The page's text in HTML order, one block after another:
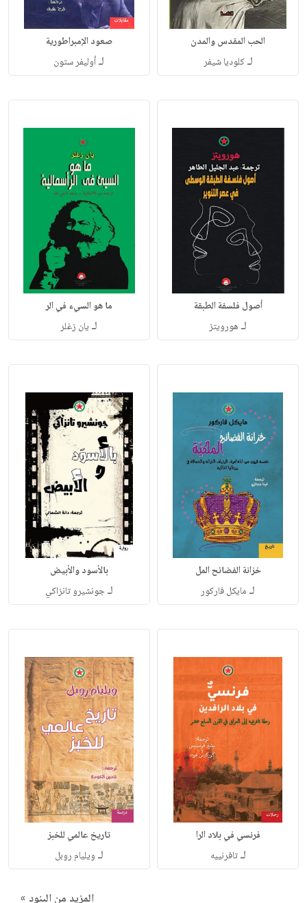
الحب المقدس والمدن
لـكلوديا شيفر
صعود الإمبراطورية
لـأوليفر ستون
أصول فلسفة الطبقة
لـ هورويتز
ما هو السيء في الر
لـ يان زغلر
خزانة الفضائح المل
لـ مايكل فاركور
بالأسود والأبيض
لـجونشيرو تانزاكي
فرنسي في بلاد الرا
لـتافرنييه
تاريخ عالمي للخبز
لـ ويليام روبل
المزيد من البنود »